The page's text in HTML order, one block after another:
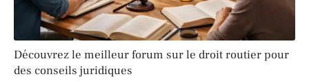
Découvrez le meilleur forum sur le droit routier pour
des conseils juridiques